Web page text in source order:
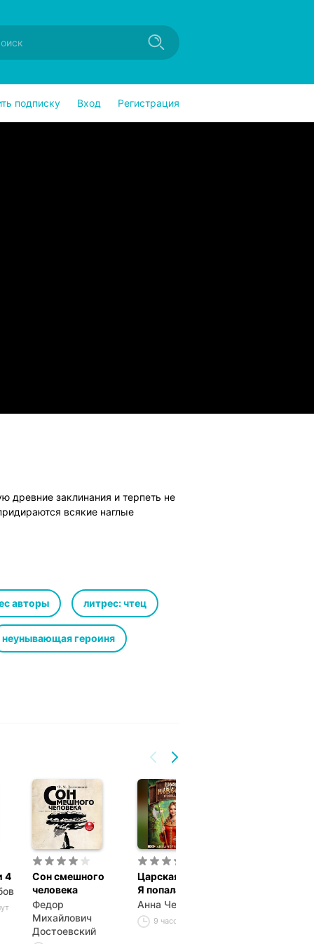
подписку Вход Регистрация
древние заклинания и терпеть не
всякие наглые
авторы литрес: чтец
неунывающая героиня
4
Сон смешного
человека
Федор
Михайлович
Достоевский
Царская невеста.
Я попала!
Анна Чернышева
9 часов 37 минут